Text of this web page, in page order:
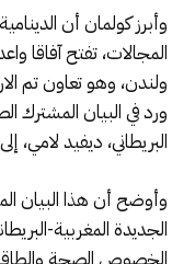
وأبرز كولمان أن
المجالات، تفتح آفاقا
ولندن، وهو تعاون تم
ورد في البيان المشترك
البريطاني، ديفيد لامي،
وأوضح أن هذا البيان
الجديدة المغربية-